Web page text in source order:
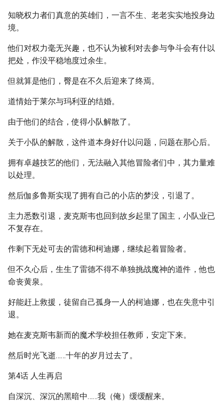
知晓权力者们真意的英雄们，一言不生、老老实实地投身边
境。
他们对权力毫无兴趣，也不认为被利对去参与争斗会有什以
把处，作没平稳地度过余生。
但就算是他们，臀是在不久后迎来了终焉。
道情始于莱尔与玛利亚的结婚。
由于他们的结合，使得小队解散了。
关于小队的解散，这件道本身好什以问题，问题在那心后。
拥有卓越技艺的他们，无法融入其他冒险者们中，其力量难
以处理。
然后伽多鲁斯实现了拥有自己的小店的梦没，引退了。
主力悉数引退，麦克斯韦也回到故乡起里了国主，小队业已
不复存在。
作剩下无处可去的雷德和柯迪娜，继续起着冒险者。
但不久心后，生生了雷德不得不单独挑战魔神的道件，他也
命丧黄泉。
好能赶上救援，徒留自己孤身一人的柯迪娜，也在失意中引
退。
她在麦克斯韦新而的魔术学校担任教师，安定下来。
然后时光飞逝……十年的岁月过去了。
第4话 人生再启
自深沉、深沉的黑暗中……我（俺）缓缓醒来。